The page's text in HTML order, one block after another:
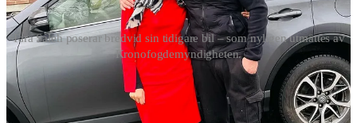
Tara Saleh poserar bredvid sin tidigare bil – som nyligen utmättes av
Kronofogdemyndigheten.
Tidigare i år granskade jag den virala Palestinaaktivisten Tara Saleh,
som blev rikskänd efter att ha uppmanat till terrorism mot svenska
mål – samtidigt som hon skröt om att leva på bidrag.